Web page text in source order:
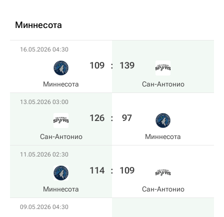
Миннесота
16.05.2026 04:30
Миннесота
109 : 139
Сан-Антонио
13.05.2026 03:00
Сан-Антонио
126 : 97
Миннесота
11.05.2026 02:30
Миннесота
114 : 109
Сан-Антонио
09.05.2026 04:30